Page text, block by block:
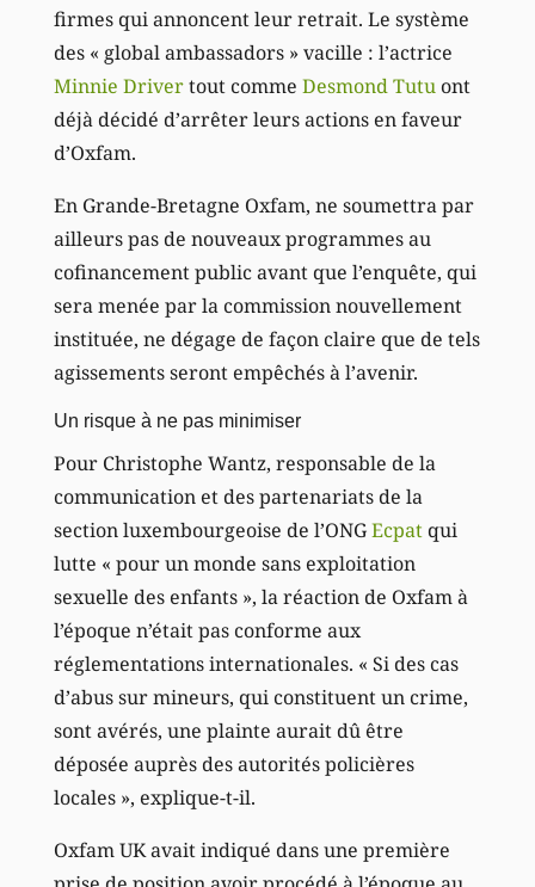
firmes qui annoncent leur retrait. Le système
des « global ambassadors » vacille : l’actrice
Minnie Drivertout comme Desmond Tutuont
déjà décidé d’arrêter leurs actions en faveur
d’Oxfam.
En Grande-Bretagne Oxfam, ne soumettra par
ailleurs pas de nouveaux programmes au
cofinancement public avant que l’enquête, qui
sera menée par la commission nouvellement
instituée, ne dégage de façon claire que de tels
agissements seront empêchés à l’avenir.
Un risque à ne pas minimiser
Pour Christophe Wantz, responsable de la
communication et des partenariats de la
section luxembourgeoise de l’ONGEcpatqui
lutte « pour un monde sans exploitation
sexuelle des enfants », la réaction de Oxfam à
l’époque n’était pas conforme aux
réglementations internationales. « Si des cas
d’abus sur mineurs, qui constituent un crime,
sont avérés, une plainte aurait dû être
déposée auprès des autorités policières
locales », explique-t-il.
Oxfam UK avait indiqué dans une première